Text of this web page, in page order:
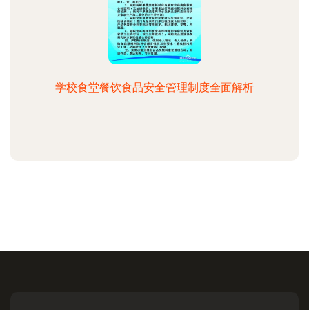
学校食堂餐饮食品安全管理制度全面解析